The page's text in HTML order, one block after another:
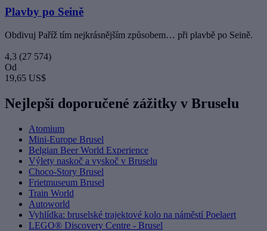
Plavby po Seině
Obdivuj Paříž tím nejkrásnějším způsobem… při plavbě po Seině.
4,3 (27 574)
Od
19,65 US$
Nejlepší doporučené zážitky v Bruselu
Atomium
Mini-Europe Brusel
Belgian Beer World Experience
Výlety naskoč a vyskoč v Bruselu
Choco-Story Brusel
Frietmuseum Brusel
Train World
Autoworld
Vyhlídka: bruselské trajektové kolo na náměstí Poelaert
LEGO® Discovery Centre - Brusel